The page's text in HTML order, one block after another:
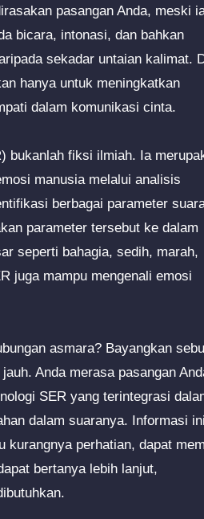
pasangan Anda, meski
bicara, intonasi, dan bahkan
sekadar untaian kalimat.
hanya untuk meningkatkan
dalam komunikasi cinta.
bukanlah fiksi ilmiah. Ia
manusia melalui analisis
berbagai parameter
parameter tersebut ke dalam
seperti bahagia, sedih, marah,
juga mampu mengenali emosi
asmara? Bayangkan
Anda merasa pasangan
SER yang terintegrasi
dalam suaranya. Informasi
kurangnya perhatian, dapat
bertanya lebih lanjut,